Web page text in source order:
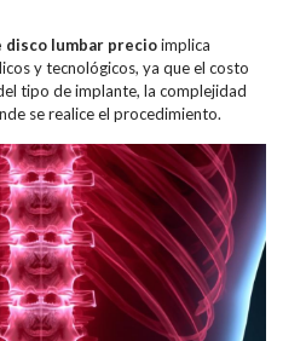
disco lumbar precioimplica
y tecnológicos, ya que el costo
tipo de implante, la complejidad
se realice el procedimiento.